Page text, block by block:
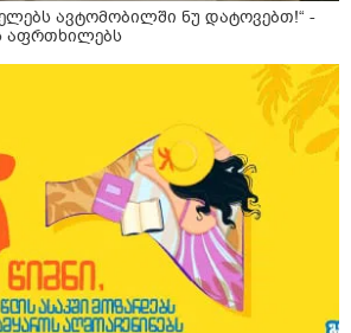
ავტომობილში ნუ დატოვებთ!“ -
აფრთხილებს